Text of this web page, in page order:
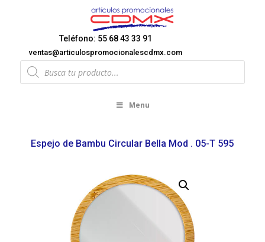
Teléfono: 55 68 43 33 91
ventas@articulospromocionalescdmx.com
Products
search
Menu
Espejo de Bambu Circular Bella Mod . 05-T 595